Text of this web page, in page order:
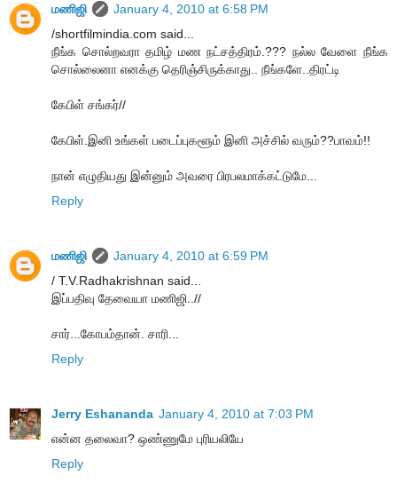
மணிஜி
January 4, 2010 at 6:58 PM
/shortfilmindia.com said...
நீங்க சொல்றவரா தமிழ் மண நட்சத்திரம்.??? நல்ல வேளை நீங்க
சொல்லைனா எனக்கு தெரிஞ்சிருக்காது.. நீங்களே..திரட்டி
கேபிள் சங்கர்//
கேபிள்.இனி உங்கள் படைப்புகளூம் இனி அச்சில் வரும்??பாவம்!!
நான் எழுதியது இன்னும் அவரை பிரபலமாக்கட்டுமே...
Reply
மணிஜி
January 4, 2010 at 6:59 PM
/ T.V.Radhakrishnan said...
இப்பதிவு தேவையா மணிஜி..//
சார்...கோபம்தான். சாரி...
Reply
Jerry Eshananda January 4, 2010 at 7:03 PM
என்ன தலைவா? ஒண்ணுமே புரியலியே
Reply